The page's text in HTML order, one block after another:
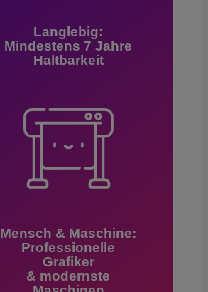
Langlebig:
Mindestens 7 Jahre
Haltbarkeit
Mensch & Maschine:
Professionelle
Grafiker
& modernste